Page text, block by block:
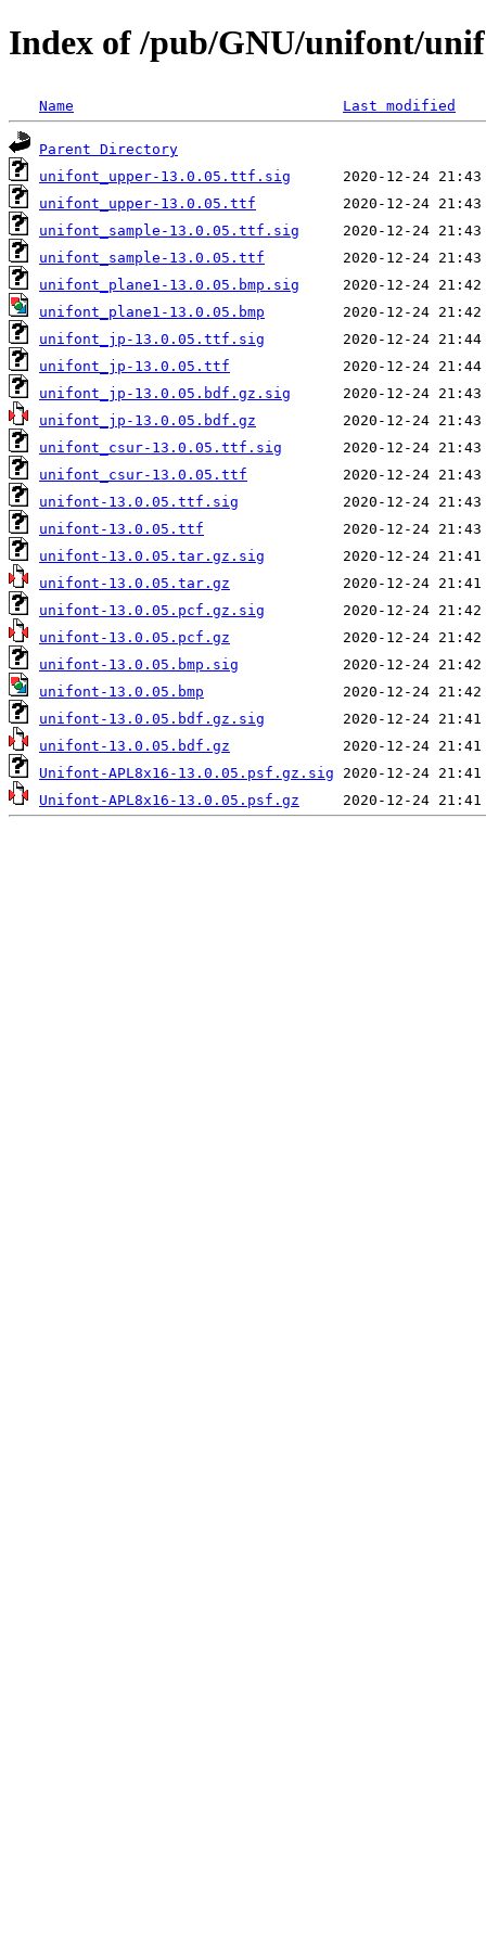
Index of /pub/GNU/unifont/
Name Last modified
Parent Directory
unifont_upper-13.0.05.ttf.sig
unifont_upper-13.0.05.ttf
unifont_sample-13.0.05.ttf.sig
unifont_sample-13.0.05.ttf
unifont_plane1-13.0.05.bmp.sig
unifont_plane1-13.0.05.bmp
unifont_jp-13.0.05.ttf.sig
unifont_jp-13.0.05.ttf
unifont_jp-13.0.05.bdf.gz.sig
unifont_jp-13.0.05.bdf.gz
unifont_csur-13.0.05.ttf.sig
unifont_csur-13.0.05.ttf
unifont-13.0.05.ttf.sig
unifont-13.0.05.ttf
unifont-13.0.05.tar.gz.sig
unifont-13.0.05.tar.gz
unifont-13.0.05.pcf.gz.sig
unifont-13.0.05.pcf.gz
unifont-13.0.05.bmp.sig
unifont-13.0.05.bmp
unifont-13.0.05.bdf.gz.sig
unifont-13.0.05.bdf.gz
Unifont-APL8x16-13.0.05.psf.gz.sig
Unifont-APL8x16-13.0.05.psf.gz